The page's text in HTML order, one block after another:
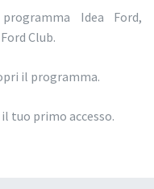
Idea Ford,
Club.
il programma.
tuo primo accesso.